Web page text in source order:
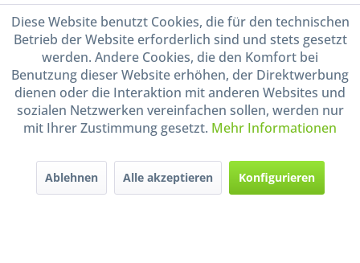
Shop Service
Informationen
Handel mit BIO-Weinen
durch DE-ÖKO-009
Diese Website benutzt Cookies, die für den technischen
Betrieb der Website erforderlich sind und stets gesetzt
werden. Andere Cookies, die den Komfort bei
Benutzung dieser Website erhöhen, der Direktwerbung
dienen oder die Interaktion mit anderen Websites und
sozialen Netzwerken vereinfachen sollen, werden nur
mit Ihrer Zustimmung gesetzt. Mehr Informationen
Ablehnen Alle akzeptieren Konfigurieren